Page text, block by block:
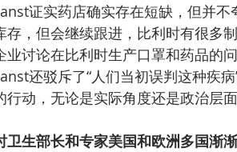
证实药店确实存在短缺，但并
存，但会继续跟进，比利时有很多
讨论在比利时生产口罩和药品的问
还驳斥了“人们当初误判这种疾
行动，无论是实际角度还是政治层面
卫生部长和专家美国和欧洲多国渐